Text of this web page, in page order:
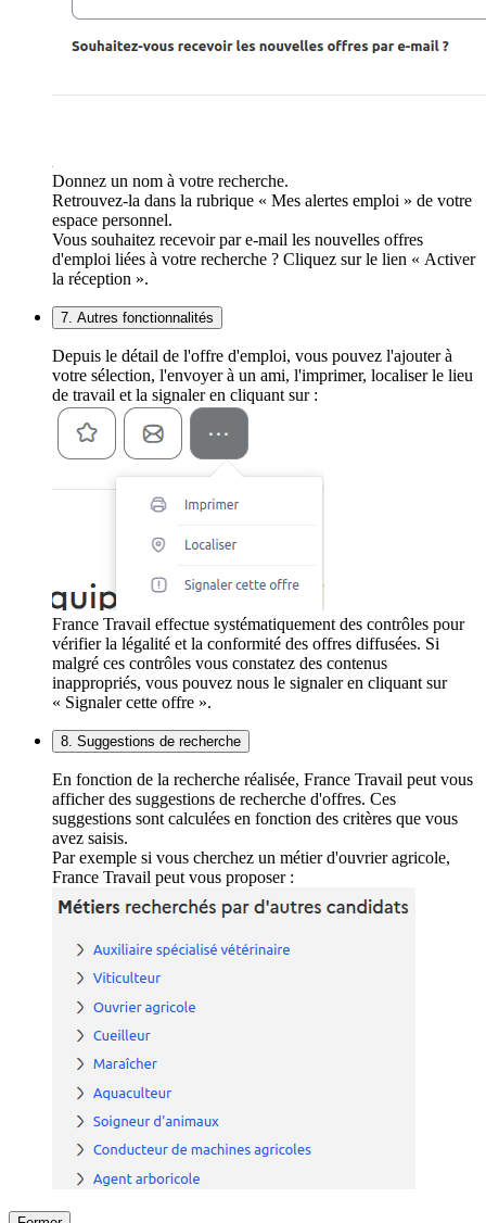
Donnez un nom à votre recherche.
Retrouvez-la dans la rubrique « Mes alertes emploi » de votre
espace personnel.
Vous souhaitez recevoir par e-mail les nouvelles offres
d'emploi liées à votre recherche ? Cliquez sur le lien « Activer
la réception ».
7. Autres fonctionnalités
Depuis le détail de l'offre d'emploi, vous pouvez l'ajouter à
votre sélection, l'envoyer à un ami, l'imprimer, localiser le lieu
de travail et la signaler en cliquant sur :
France Travail effectue systématiquement des contrôles pour
vérifier la légalité et la conformité des offres diffusées. Si
malgré ces contrôles vous constatez des contenus
inappropriés, vous pouvez nous le signaler en cliquant sur
« Signaler cette offre ».
8. Suggestions de recherche
En fonction de la recherche réalisée, France Travail peut vous
afficher des suggestions de recherche d'offres. Ces
suggestions sont calculées en fonction des critères que vous
avez saisis.
Par exemple si vous cherchez un métier d'ouvrier agricole,
France Travail peut vous proposer :